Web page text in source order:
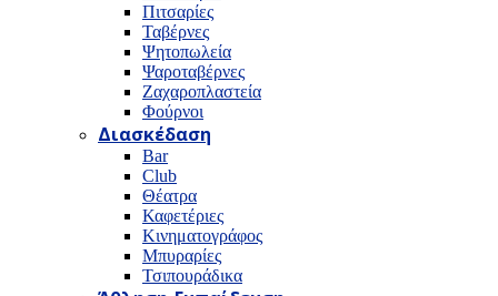
Πιτσαρίες
Ταβέρνες
Ψητοπωλεία
Ψαροταβέρνες
Ζαχαροπλαστεία
Φούρνοι
Διασκέδαση
Bar
Club
Θέατρα
Καφετέριες
Κινηματογράφος
Μπυραρίες
Τσιπουράδικα